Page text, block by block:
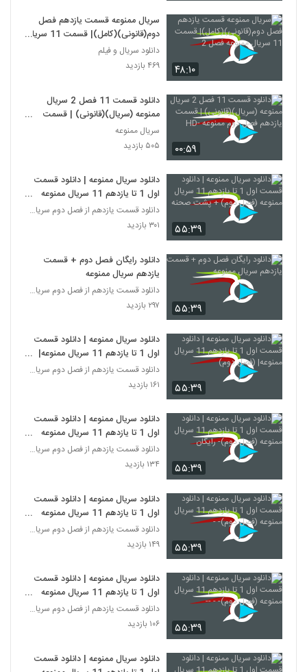
۴۸:۱۰
سریال ممنوعه قسمت یازدهم فصل
دوم(قانونی)(کامل)| قسمت 11 سریال
ممنوعه فصل 2
دانلود سریال و فیلم
۴۶۹ بازدید
۰۰:۵۹
دانلود قسمت 11 فصل 2 سریال
ممنوعه (سریال)(قانونی) | قسمت
یازدهم فصل دوم ممنوعه -HD
سریال ممنوعه
۵۰۵ بازدید
۵۵:۳۹
دانلود سریال ممنوعه | دانلود قسمت
اول 1 تا یازدهم 11 سریال ممنوعه
(فصل دوم) + پشت صحنه
دانلود قسمت یازدهم از فصل دوم سریال ممنوعه
۳۰۱ بازدید
۵۵:۳۹
دانلود رایگان فصل دوم + قسمت
یازدهم سریال ممنوعه
دانلود قسمت یازدهم از فصل دوم سریال ممنوعه
۲۹۷ بازدید
۵۵:۳۹
دانلود سریال ممنوعه | دانلود قسمت
اول 1 تا یازدهم 11 سریال ممنوعه|
(فصل دوم)
دانلود قسمت یازدهم از فصل دوم سریال ممنوعه
۱۶۱ بازدید
۵۵:۳۹
دانلود سریال ممنوعه | دانلود قسمت
اول 1 تا یازدهم 11 سریال ممنوعه
(فصل دوم)- رایگان
دانلود قسمت یازدهم از فصل دوم سریال ممنوعه
۱۳۴ بازدید
۵۵:۳۹
دانلود سریال ممنوعه | دانلود قسمت
اول 1 تا یازدهم 11 سریال ممنوعه
(فصل دوم)- -
دانلود قسمت یازدهم از فصل دوم سریال ممنوعه
۱۴۹ بازدید
۵۵:۳۹
دانلود سریال ممنوعه | دانلود قسمت
اول 1 تا یازدهم 11 سریال ممنوعه
(فصل دوم)- - --
دانلود قسمت یازدهم از فصل دوم سریال ممنوعه
۱۰۶ بازدید
دانلود سریال ممنوعه | دانلود قسمت